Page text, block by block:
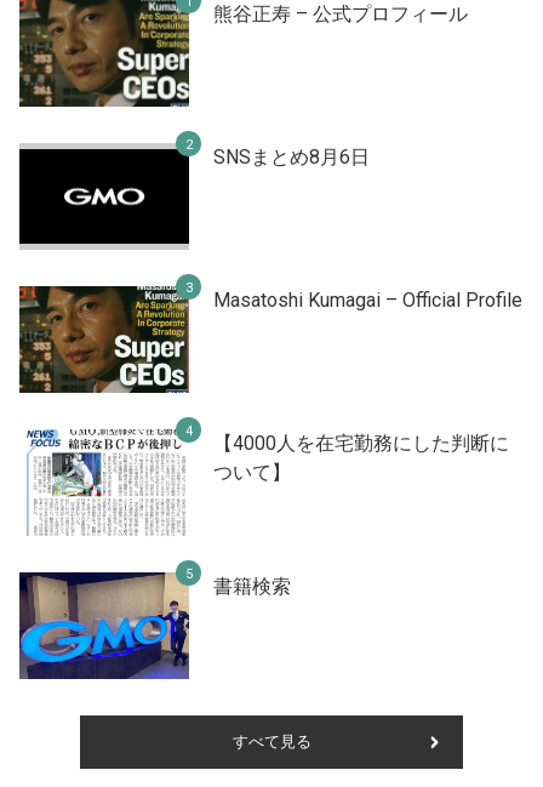
熊谷正寿 – 公式プロフィール
SNSまとめ8月6日
Masatoshi Kumagai – Official Profile
【4000人を在宅勤務にした判断に
ついて】
書籍検索
すべて見る